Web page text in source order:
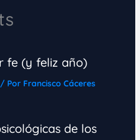
fe (y feliz año)
Por Francisco Cáceres
de los